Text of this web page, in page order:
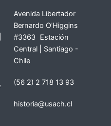
Avenida Libertador
Bernardo O'Higgins
#3363 Estación
Central | Santiago -
Chile
(56 2) 2 718 13 93
historia@usach.cl